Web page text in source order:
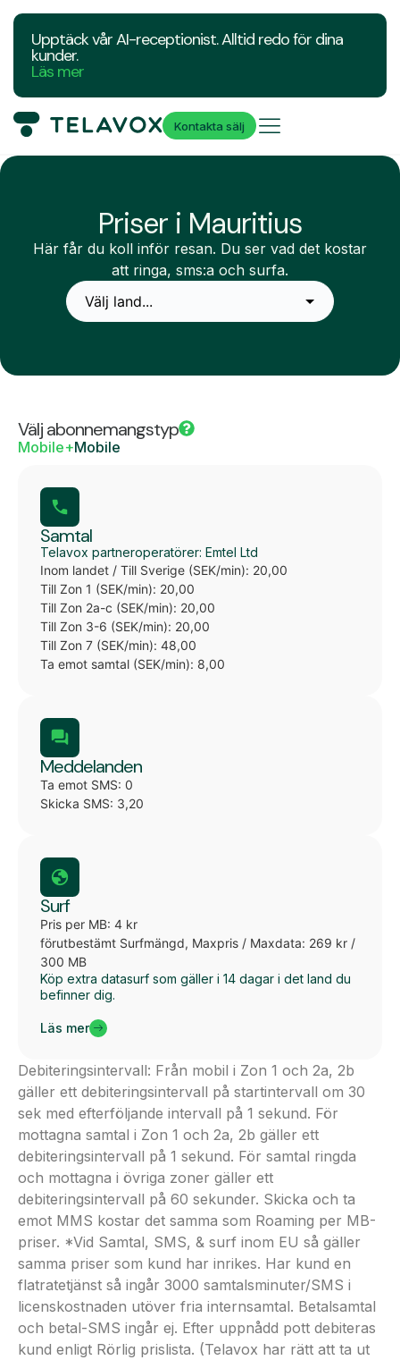
Upptäck vår AI-receptionist. Alltid redo för dina
kunder.
Läs mer
Kontakta sälj
Priser i Mauritius
Här får du koll inför resan. Du ser vad det kostar
att ringa, sms:a och surfa.
Välj abonnemangstyp
Mobile+Mobile
Samtal
Telavox partneroperatörer: Emtel Ltd
Inom landet / Till Sverige (SEK/min): 20,00
Till Zon 1 (SEK/min): 20,00
Till Zon 2a-c (SEK/min): 20,00
Till Zon 3-6 (SEK/min): 20,00
Till Zon 7 (SEK/min): 48,00
Ta emot samtal (SEK/min): 8,00
Meddelanden
Ta emot SMS: 0
Skicka SMS: 3,20
Surf
Pris per MB: 4 kr
förutbestämt Surfmängd, Maxpris / Maxdata: 269 kr /
300 MB
Köp extra datasurf som gäller i 14 dagar i det land du
befinner dig.
Läs mer
Debiteringsintervall: Från mobil i Zon 1 och 2a, 2b
gäller ett debiteringsintervall på startintervall om 30
sek med efterföljande intervall på 1 sekund. För
mottagna samtal i Zon 1 och 2a, 2b gäller ett
debiteringsintervall på 1 sekund. För samtal ringda
och mottagna i övriga zoner gäller ett
debiteringsintervall på 60 sekunder. Skicka och ta
emot MMS kostar det samma som Roaming per MB-
priser. *Vid Samtal, SMS, & surf inom EU så gäller
samma priser som kund har inrikes. Har kund en
flatratetjänst så ingår 3000 samtalsminuter/SMS i
licenskostnaden utöver fria internsamtal. Betalsamtal
och betal-SMS ingår ej. Efter uppnådd pott debiteras
kund enligt Rörlig prislista. (Telavox har rätt att ta ut